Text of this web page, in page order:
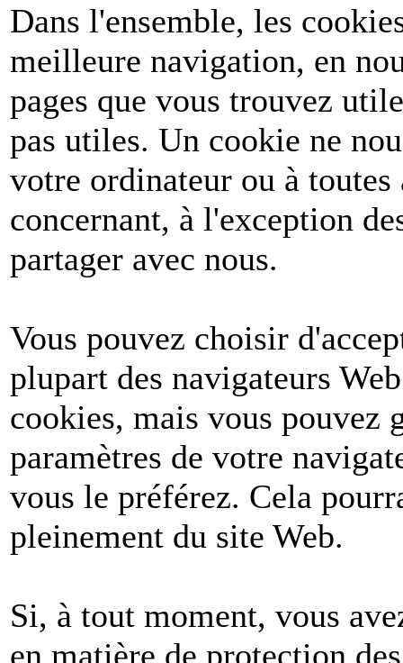
Dans l'ensemble, les
meilleure navigation, en
pages que vous trouvez
pas utiles. Un cookie ne
votre ordinateur ou à
concernant, à l'exception
partager avec nous.
Vous pouvez choisir
plupart des navigateurs
cookies, mais vous pouvez
paramètres de votre
vous le préférez. Cela
pleinement du site Web.
Si, à tout moment, vous
en matière de protection